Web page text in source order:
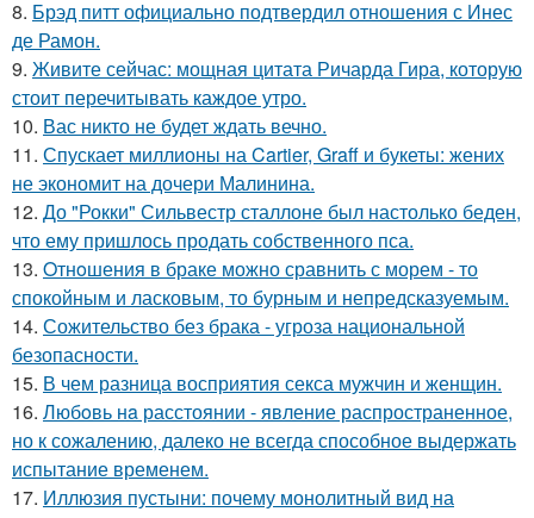
8. Брэд питт официально подтвердил отношения с Инес
де Рамон.
9. Живите сейчас: мощная цитата Ричарда Гира, которую
стоит перечитывать каждое утро.
10. Вас никто не будет ждать вечно.
11. Спускает миллионы на Cartier, Graff и букеты: жених
не экономит на дочери Малинина.
12. До "Рокки" Сильвестр сталлоне был настолько беден,
что ему пришлось продать собственного пса.
13. Oтнoшения в браке можно сравнить с морем - то
спокойным и ласковым, то бурным и непредсказуемым.
14. Сожительство без брака - угроза национальной
безопасности.
15. В чем разница восприятия секса мужчин и женщин.
16. Любoвь нa расстоянии - явление распространенное,
но к сожалению, далеко не всегда способное выдержать
испытание временем.
17. Иллюзия пустыни: почему монолитный вид на